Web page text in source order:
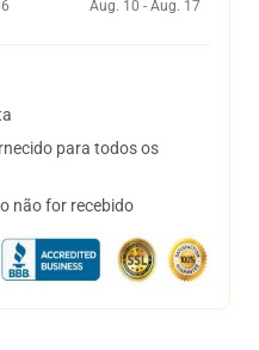
Aug. 10 - Aug. 17
para todos os
não for recebido